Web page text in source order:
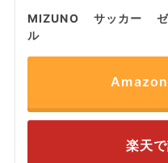
MIZUNO サッカー ゼ
ル
Amazon
楽天